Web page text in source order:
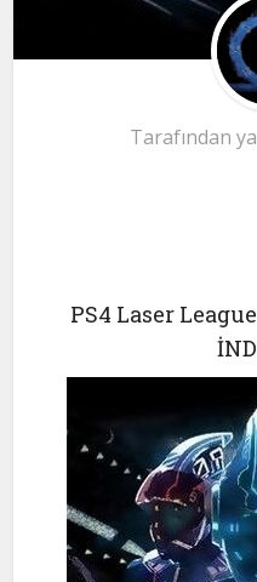
Tarafından
PS4 Laser